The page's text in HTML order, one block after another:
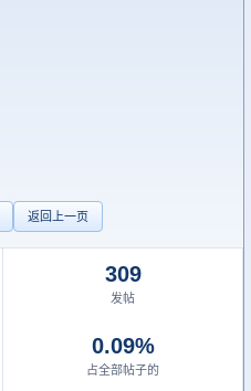
返回上一页
309
发帖
0.09%
占全部帖子的